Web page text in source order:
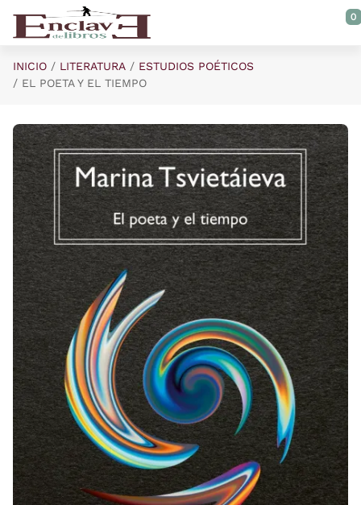
Saltar al contenido principal
0
INICIO LITERATURA
ESTUDIOS POÉTICOS
EL POETA Y EL TIEMPO